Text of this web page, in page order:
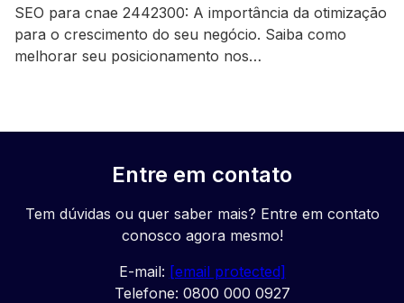
SEO para cnae 2442300: A importância da otimização
para o crescimento do seu negócio. Saiba como
melhorar seu posicionamento nos…
Entre em contato
Tem dúvidas ou quer saber mais? Entre em contato
conosco agora mesmo!
E-mail: [email protected]
Telefone: 0800 000 0927